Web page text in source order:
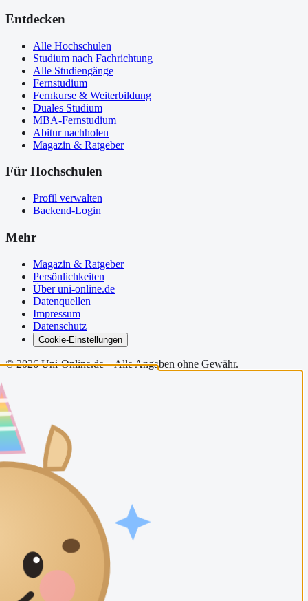
Entdecken
Alle Hochschulen
Studium nach Fachrichtung
Alle Studiengänge
Fernstudium
Fernkurse & Weiterbildung
Duales Studium
MBA-Fernstudium
Abitur nachholen
Magazin & Ratgeber
Für Hochschulen
Profil verwalten
Backend-Login
Mehr
Magazin & Ratgeber
Persönlichkeiten
Über uni-online.de
Datenquellen
Impressum
Datenschutz
Cookie-Einstellungen
©2026Uni-Online.de – Alle Angaben ohne Gewähr.